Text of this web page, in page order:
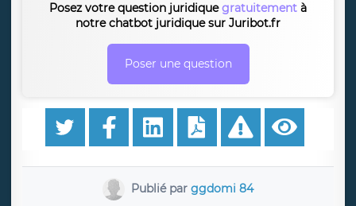
Posez votre question juridiquegratuitement à
notre chatbot juridique sur Juribot.fr
Poser une question
Publié par ggdomi 84